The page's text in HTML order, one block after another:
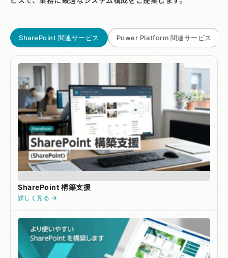
SharePoint 関連サービス Power Platform 関連サービス
SharePoint 構築支援
詳しく見る →